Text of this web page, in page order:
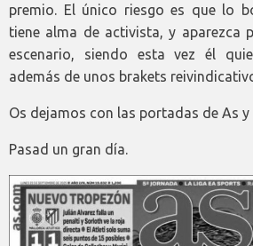
premio. El único riesgo es que lo
tiene alma de activista, y aparezca
escenario, siendo esta vez él
además de unos brakets
Os dejamos con las portadas de As y
Pasad un gran día.